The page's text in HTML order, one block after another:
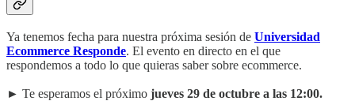
Ya tenemos fecha para nuestra próxima sesión de Universidad
Ecommerce Responde. El evento en directo en el que
respondemos a todo lo que quieras saber sobre ecommerce.
► Te esperamos el próximo jueves 29 de octubre a las 12:00.